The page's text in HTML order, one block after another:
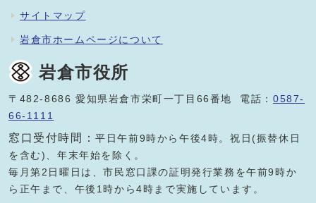
サイトマップ
岩倉市ホームページについて
岩倉市役所
〒482-8686 愛知県岩倉市栄町一丁目66番地 電話：0587-
66-1111
窓口受付時間：平日午前9時から午後4時。祝日(振替休日
を含む)、年末年始を除く。
毎月第2日曜日は、市民窓口課の証明発行業務を午前9時か
ら正午まで、午後1時から4時まで実施しています。